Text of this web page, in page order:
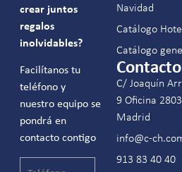
crear juntos
regalos
inolvidables?
Facilítanos tu
teléfono y
nuestro equipo se
pondrá en
contacto contigo
Navidad
Catálogo
Catálogo
Contacto
C/ Joaquín
9 Oficina
Madrid
info@c-
913 83 40 40